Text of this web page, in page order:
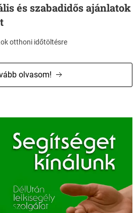
és szabadidős ajánlatok
otthoni időtöltésre
olvasom!